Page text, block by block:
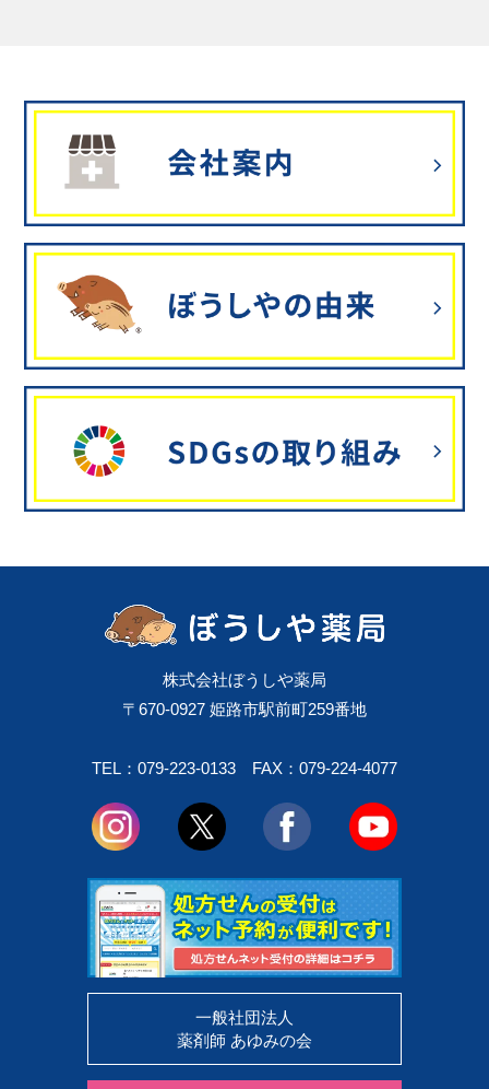
株式会社ぼうしや薬局
〒670-0927 姫路市駅前町259番地
TEL：079-223-0133 FAX：079-224-4077
一般社団法人
薬剤師 あゆみの会